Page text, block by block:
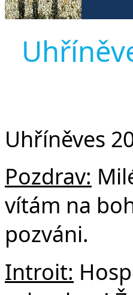
Uhříněves
Pozdrav:
vítám na
pozváni.
Introit: